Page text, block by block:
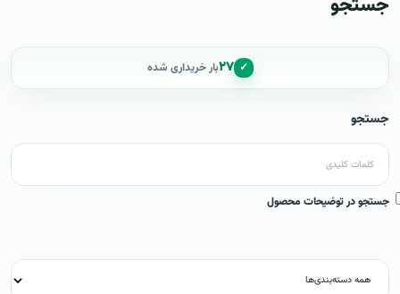
جستجو
✓ ۲۷بار خریداری شده
جستجو
جستجو در توضیحات محصول